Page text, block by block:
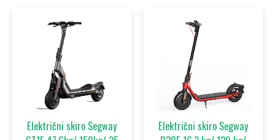
Električni skiro Segway
Električni skiro Segway